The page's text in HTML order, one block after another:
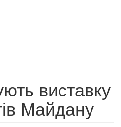
виставку
Майдану